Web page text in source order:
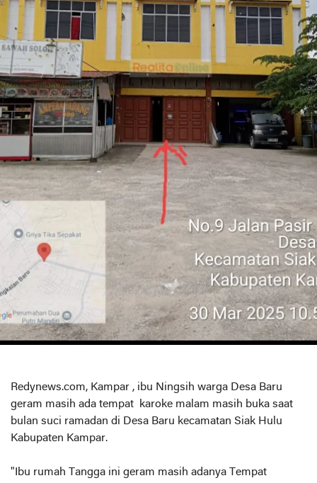
Redynews.com, Kampar , ibu Ningsih warga Desa Baru
geram masih ada tempat karoke malam masih buka saat
bulan suci ramadan di Desa Baru kecamatan Siak Hulu
Kabupaten Kampar.
"Ibu rumah Tangga ini geram masih adanya Tempat